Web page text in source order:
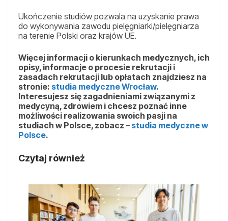
Ukończenie studiów pozwala na uzyskanie prawa
do wykonywania zawodu pielęgniarki/pielęgniarza
na terenie Polski oraz krajów UE.
Więcej informacji o kierunkach medycznych, ich
opisy, informacje o procesie rekrutacji i
zasadach rekrutacji lub opłatach znajdziesz na
stronie: studia medyczne Wrocław.
Interesujesz się zagadnieniami związanymi z
medycyną, zdrowiem i chcesz poznać inne
możliwości realizowania swoich pasji na
studiach w Polsce, zobacz – studia medyczne w
Polsce.
Czytaj również